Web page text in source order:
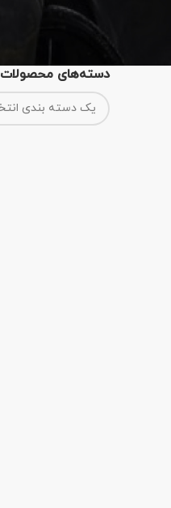
دسته‌های محصولات